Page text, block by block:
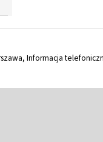
Informacja